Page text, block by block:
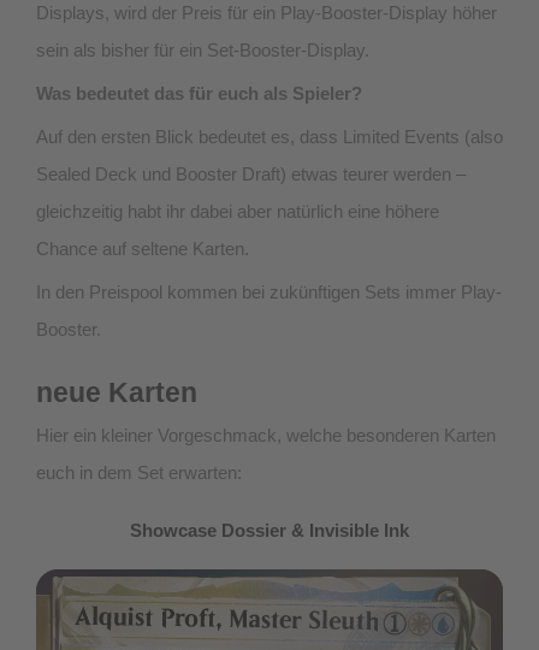
Displays, wird der Preis für ein Play-Booster-Display höher
sein als bisher für ein Set-Booster-Display.
Was bedeutet das für euch als Spieler?
Auf den ersten Blick bedeutet es, dass Limited Events (also
Sealed Deck und Booster Draft) etwas teurer werden –
gleichzeitig habt ihr dabei aber natürlich eine höhere
Chance auf seltene Karten.
In den Preispool kommen bei zukünftigen Sets immer Play-
Booster.
neue Karten
Hier ein kleiner Vorgeschmack, welche besonderen Karten
euch in dem Set erwarten:
Showcase Dossier & Invisible Ink